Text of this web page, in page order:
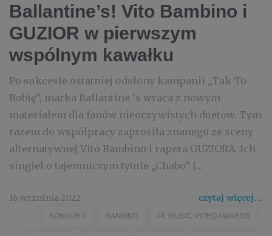
Ballantine’s! Vito Bambino i
GUZIOR w pierwszym
wspólnym kawałku
Po sukcesie ostatniej odsłony kampanii „Tak To
Robię”, marka Ballantine ‘s wraca z nowym
materiałem dla fanów nieoczywistych duetów. Tym
razem do współpracy zaprosiła znanego ze sceny
alternatywnej Vito Bambino i rapera GUZIORA. Ich
singiel o tajemniczym tytule „Chabo” [...
16 września 2022 czytaj więcej...
KONKURS RANKING PL MUSIC VIDEO AWARDS